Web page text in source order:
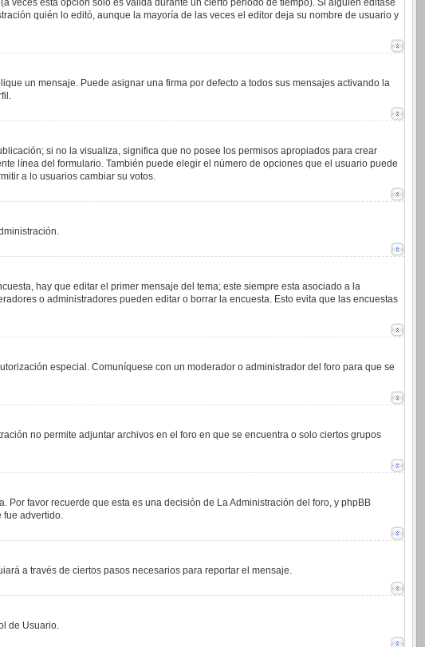
veces esta opción solo es válida durante un cierto periodo de tiempo). Si alguien editase
quién lo editó, aunque la mayoría de las veces el editor deja su nombre de usuario y
un mensaje. Puede asignar una firma por defecto a todos sus mensajes activando la
si no la visualiza, significa que no posee los permisos apropiados para crear
línea del formulario. También puede elegir el número de opciones que el usuario puede
a lo usuarios cambiar su votos.
hay que editar el primer mensaje del tema; este siempre esta asociado a la
o administradores pueden editar o borrar la encuesta. Esto evita que las encuestas
especial. Comuníquese con un moderador o administrador del foro para que se
no permite adjuntar archivos en el foro en que se encuentra o solo ciertos grupos
favor recuerde que esta es una decisión de La Administración del foro, y phpBB
fue advertido.
a través de ciertos pasos necesarios para reportar el mensaje.
de Usuario.